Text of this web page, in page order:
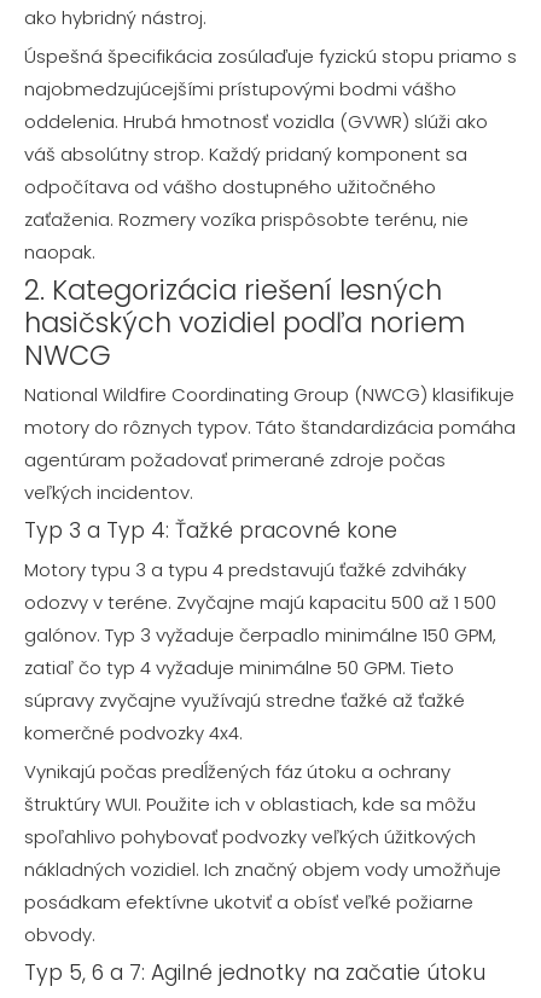
ako hybridný nástroj.
Úspešná špecifikácia zosúlaďuje fyzickú stopu priamo s
najobmedzujúcejšími prístupovými bodmi vášho
oddelenia. Hrubá hmotnosť vozidla (GVWR) slúži ako
váš absolútny strop. Každý pridaný komponent sa
odpočítava od vášho dostupného užitočného
zaťaženia. Rozmery vozíka prispôsobte terénu, nie
naopak.
2. Kategorizácia riešení lesných
hasičských vozidiel podľa noriem
NWCG
National Wildfire Coordinating Group (NWCG) klasifikuje
motory do rôznych typov. Táto štandardizácia pomáha
agentúram požadovať primerané zdroje počas
veľkých incidentov.
Typ 3 a Typ 4: Ťažké pracovné kone
Motory typu 3 a typu 4 predstavujú ťažké zdviháky
odozvy v teréne. Zvyčajne majú kapacitu 500 až 1 500
galónov. Typ 3 vyžaduje čerpadlo minimálne 150 GPM,
zatiaľ čo typ 4 vyžaduje minimálne 50 GPM. Tieto
súpravy zvyčajne využívajú stredne ťažké až ťažké
komerčné podvozky 4x4.
Vynikajú počas predĺžených fáz útoku a ochrany
štruktúry WUI. Použite ich v oblastiach, kde sa môžu
spoľahlivo pohybovať podvozky veľkých úžitkových
nákladných vozidiel. Ich značný objem vody umožňuje
posádkam efektívne ukotviť a obísť veľké požiarne
obvody.
Typ 5, 6 a 7: Agilné jednotky na začatie útoku